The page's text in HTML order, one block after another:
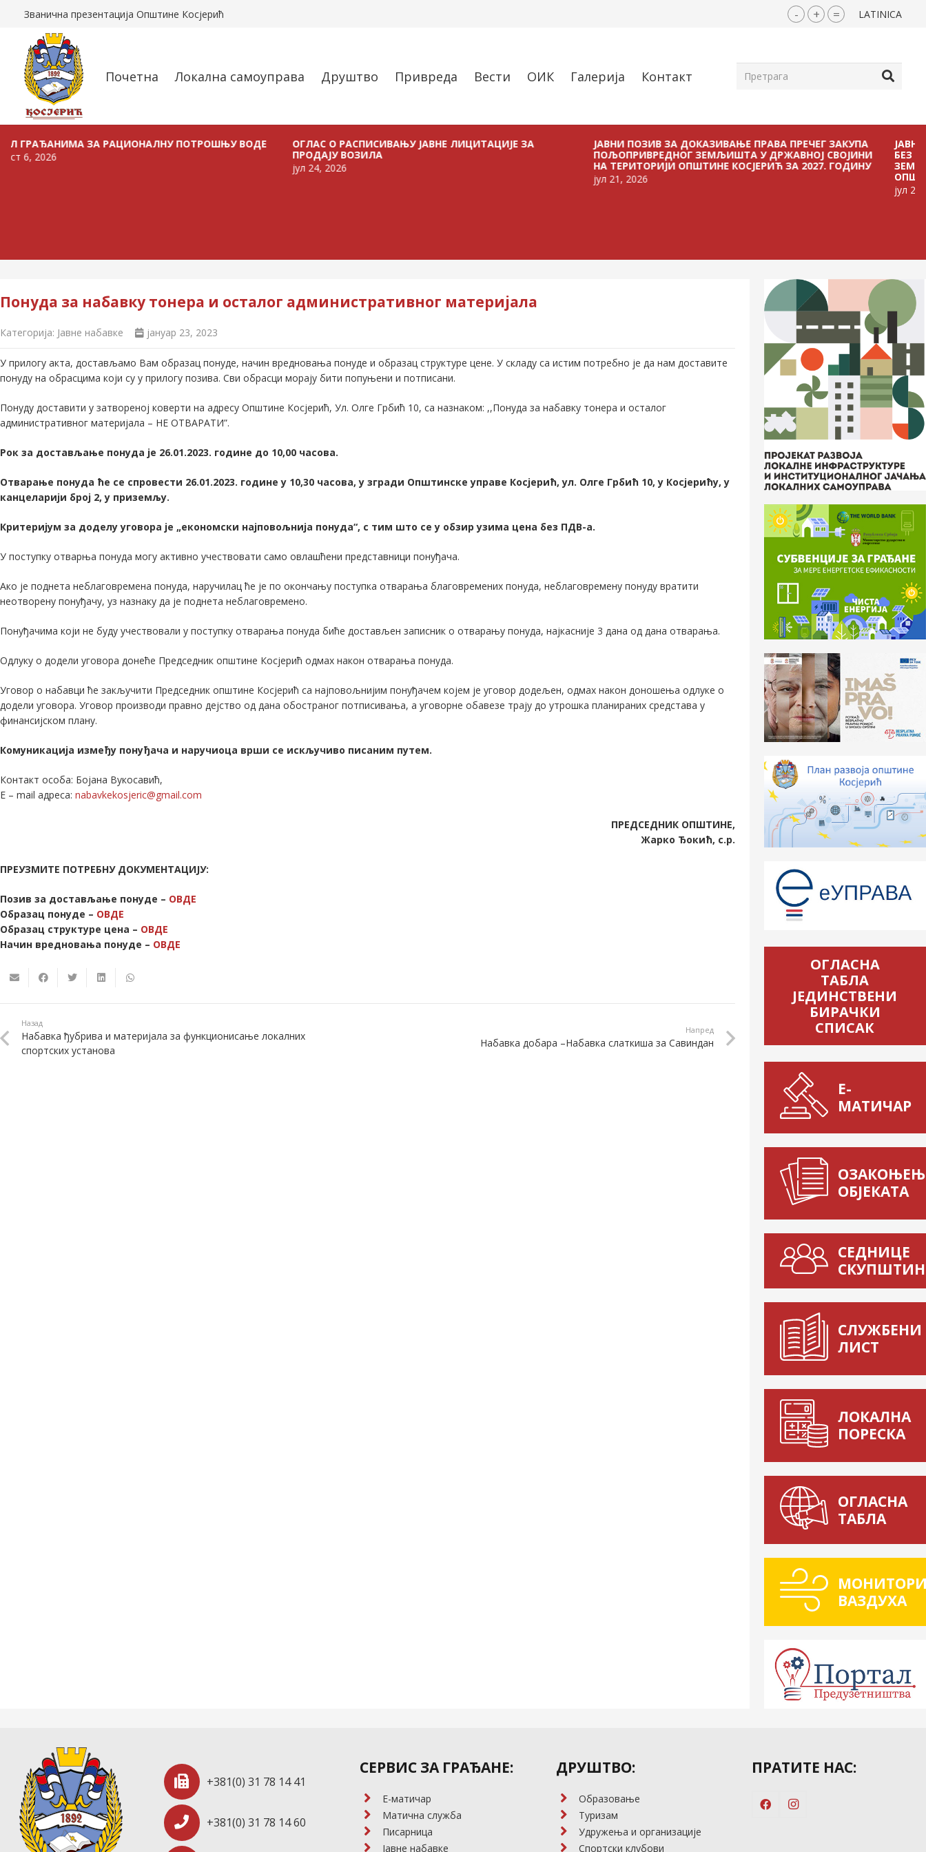
Званична презентација Општине Косјерић - + = LATINICA
Почетна Локална самоуправа Друштво Привреда Вести ОИК Галерија Контакт
ЗА РАЦИОНАЛНУ ПОТРОШЊУ ВОДЕ
ОГЛАС О РАСПИСИВАЊУ ЈАВНЕ ЛИЦИТАЦИЈЕ ЗА
ПРОДАЈУ ВОЗИЛА
јул 24, 2026
ЈАВНИ ПОЗИВ ЗА ДОКАЗИВАЊЕ ПРАВА ПРЕЧЕГ ЗАКУПА
ПОЉОПРИВРЕДНОГ ЗЕМЉИШТА У ДРЖАВНОЈ СВОЈИНИ
НА ТЕРИТОРИЈИ ОПШТИНЕ КОСЈЕРИЋ ЗА 2027. ГОДИНУ
јул 21, 2026
ЈАВНИ ПОЗИВ
БЕЗ
ЗЕМЉИШТА У
ОПШТИНЕ
јул 21, 2026
Понуда за набавку тонера и осталог административног материјала
Категорија: Јавне набавке јануар 23, 2023
У прилогу акта, достављамо Вам образац понуде, начин вредновања понуде и образац структуре цене. У складу са истим потребно је да нам доставите
понуду на обрасцима који су у прилогу позива. Сви обрасци морају бити попуњени и потписани.
Понуду доставити у затвореној коверти на адресу Општине Косјерић, Ул. Олге Грбић 10, са назнаком: ,,Понуда за набавку тонера и осталог
административног материјала – НЕ ОТВАРАТИ”.
Рок за достављање понуда је 26.01.2023. године до 10,00 часова.
Отварање понуда ће се спровести 26.01.2023. године у 10,30 часова,у згради Општинске управе Косјерић, ул. Олге Грбић 10, у Косјерићу, у
канцеларији број 2, у приземљу.
Критеријум за доделу уговора је „економски најповољнија понуда“, с тим што се у обзир узима цена без ПДВ-а.
У поступку отварња понуда могу активно учествовати само овлашћени представници понуђача.
Ако је поднета неблаговремена понуда, наручилац ће је по окончању поступка отварања благовремених понуда, неблаговремену понуду вратити
неотворену понуђачу, уз назнаку да је поднета неблаговремено.
Понуђачима који не буду учествовали у поступку отварања понуда биће достављен записник о отварању понуда, најкасније 3 дана од дана отварања.
Одлуку о додели уговора донеће Председник општине Косјерић одмах након отварања понуда.
Уговор о набавци ће закључити Председник општине Косјерић са најповољнијим понуђачем којем је уговор додељен, одмах након доношења одлуке о
додели уговора. Уговор производи правно дејство од дана обостраног потписивања, а уговорне обавезе трају до утрошка планираних средстава у
финансијском плану.
Комуникација између понуђача и наручиоца врши се искључиво писаним путем.
Контакт особа: Бојана Вукосавић,
Е – mail адреса: nabavkekosjeric@gmail.com
ПРЕДСЕДНИК ОПШТИНЕ,
Жарко Ђокић, с.р.
ПРЕУЗМИТЕ ПОТРЕБНУ ДОКУМЕНТАЦИЈУ:
Позив за достављање понуде – ОВДЕ
Образац понуде – ОВДЕ
Образац структуре цена – ОВДЕ
Начин вредновања понуде – ОВДЕ
Назад
Набавка ђубрива и материјала за функционисање локалних
спортских установа
Напред
Набавка добара –Набавка слаткиша за Савиндан
ОГЛАСНА
ТАБЛА
ЈЕДИНСТВЕНИ
БИРАЧКИ
СПИСАК
Е-
МАТИЧАР
ОБЈЕКАТА
СЕДНИЦЕ
СЛУЖБЕНИ
ЛИСТ
ЛОКАЛНА
ПОРЕСКА
ОГЛАСНА
ТАБЛА
ВАЗДУХА
+381(0) 31 78 14 41
+381(0) 31 78 14 60
СЕРВИС ЗА ГРАЂАНЕ:
E-матичар
Матична служба
Писарница
Јавне набавке
ДРУШТВО:
Образовање
Туризам
Удружења и организације
Спортски клубови
ПРАТИТЕ НАС: